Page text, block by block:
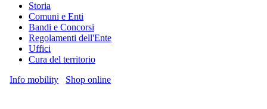
Storia
Comuni e Enti
Bandi e Concorsi
Regolamenti dell'Ente
Uffici
Cura del territorio
Info mobility
Shop online